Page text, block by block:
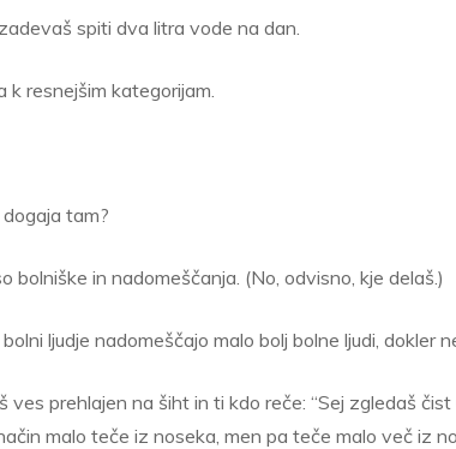
spiti dva litra vode na dan.
k resnejšim kategorijam.
tam?
bolniške in nadomeščanja. (No, odvisno, kje delaš.)
ljudje nadomeščajo malo bolj bolne ljudi, dokler
ves prehlajen na šiht in ti kdo reče: “Sej zgledaš
malo teče iz noseka, men pa teče malo več iz